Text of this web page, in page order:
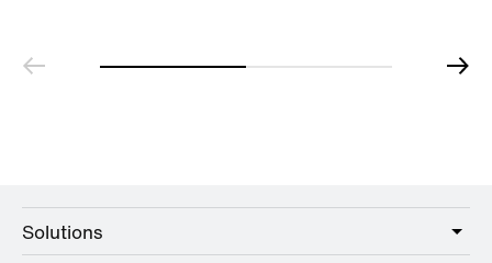
Solutions